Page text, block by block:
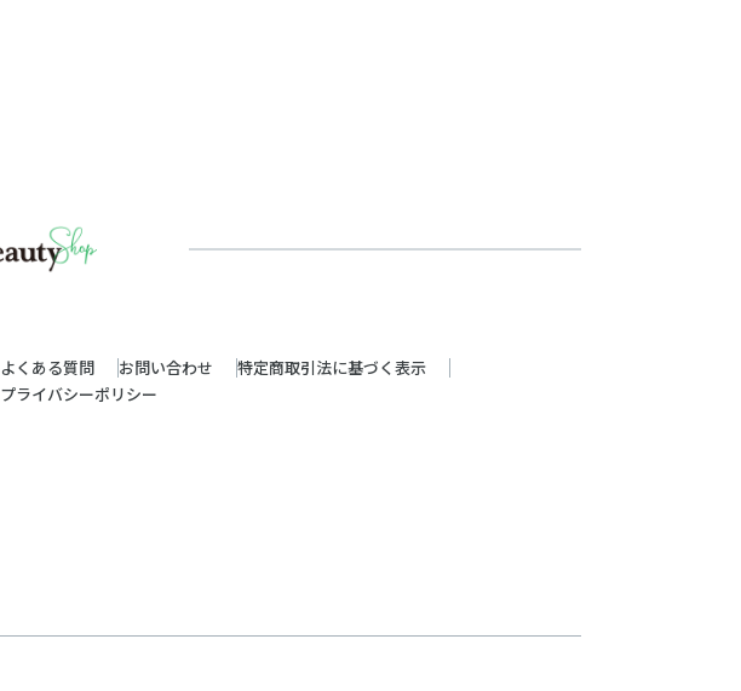
よくある質問 お問い合わせ
特定商取引法に基づく表示
プライバシーポリシー